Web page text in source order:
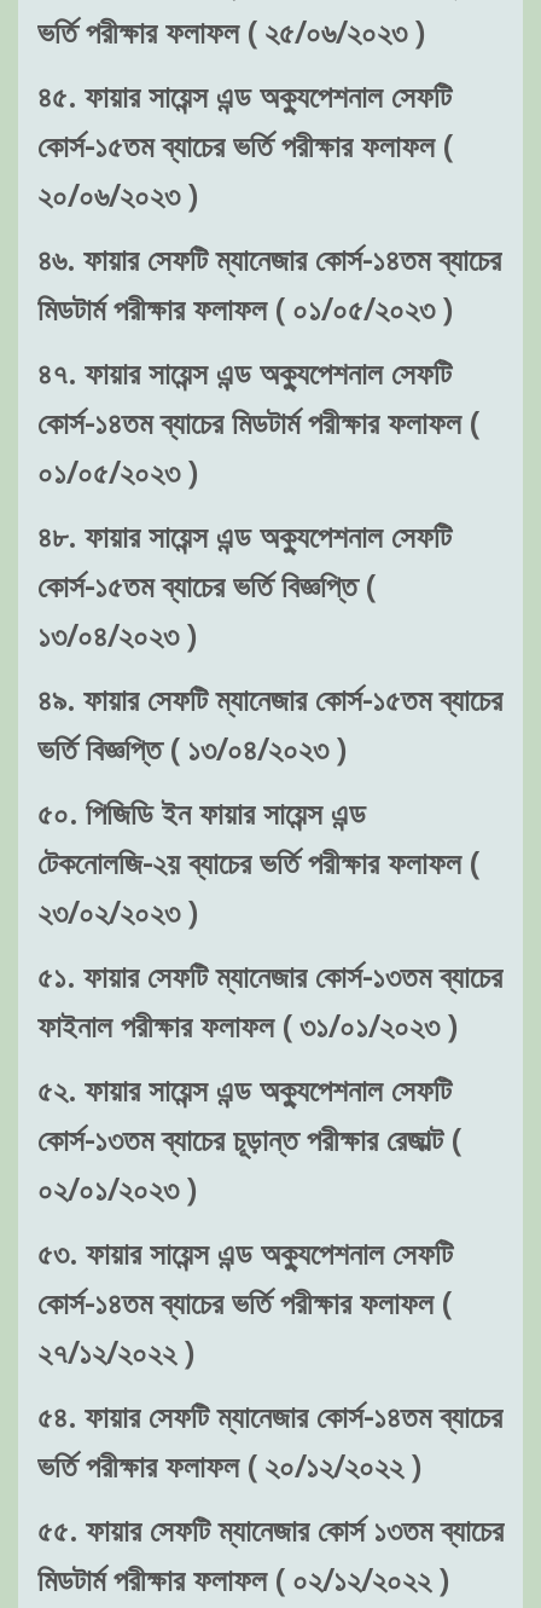
ভর্তি পরীক্ষার ফলাফল ( ২৫/০৬/২০২৩ )
৪৫. ফায়ার সায়েন্স এন্ড অক্যুপেশনাল সেফটি
কোর্স-১৫তম ব্যাচের ভর্তি পরীক্ষার ফলাফল (
২০/০৬/২০২৩ )
৪৬. ফায়ার সেফটি ম্যানেজার কোর্স-১৪তম ব্যাচের
মিডটার্ম পরীক্ষার ফলাফল ( ০১/০৫/২০২৩ )
৪৭. ফায়ার সায়েন্স এন্ড অক্যুপেশনাল সেফটি
কোর্স-১৪তম ব্যাচের মিডটার্ম পরীক্ষার ফলাফল (
০১/০৫/২০২৩ )
৪৮. ফায়ার সায়েন্স এন্ড অক্যুপেশনাল সেফটি
কোর্স-১৫তম ব্যাচের ভর্তি বিজ্ঞপ্তি (
১৩/০৪/২০২৩ )
৪৯. ফায়ার সেফটি ম্যানেজার কোর্স-১৫তম ব্যাচের
ভর্তি বিজ্ঞপ্তি ( ১৩/০৪/২০২৩ )
৫০. পিজিডি ইন ফায়ার সায়েন্স এন্ড
টেকনোলজি-২য় ব্যাচের ভর্তি পরীক্ষার ফলাফল (
২৩/০২/২০২৩ )
৫১. ফায়ার সেফটি ম্যানেজার কোর্স-১৩তম ব্যাচের
ফাইনাল পরীক্ষার ফলাফল ( ৩১/০১/২০২৩ )
৫২. ফায়ার সায়েন্স এন্ড অক্যুপেশনাল সেফটি
কোর্স-১৩তম ব্যাচের চূড়ান্ত পরীক্ষার রেজাল্ট (
০২/০১/২০২৩ )
৫৩. ফায়ার সায়েন্স এন্ড অক্যুপেশনাল সেফটি
কোর্স-১৪তম ব্যাচের ভর্তি পরীক্ষার ফলাফল (
২৭/১২/২০২২ )
৫৪. ফায়ার সেফটি ম্যানেজার কোর্স-১৪তম ব্যাচের
ভর্তি পরীক্ষার ফলাফল ( ২০/১২/২০২২ )
৫৫. ফায়ার সেফটি ম্যানেজার কোর্স ১৩তম ব্যাচের
মিডটার্ম পরীক্ষার ফলাফল ( ০২/১২/২০২২ )